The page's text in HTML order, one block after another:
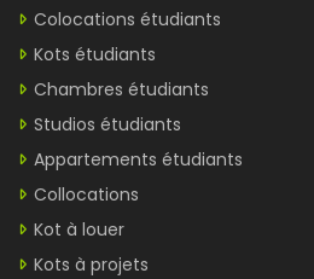
Colocations étudiants
Kots étudiants
Chambres étudiants
Studios étudiants
Appartements étudiants
Collocations
Kot à louer
Kots à projets